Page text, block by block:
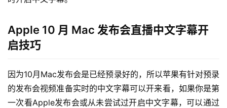
Apple 10 月 Mac 发布会直播中文字幕开
启技巧
因为10月Mac发布会是已经预录好的，所以苹果有针对预录
的发布会视频准备实时的中文字幕可以开来看，如果你是第
一次看Apple发布会或从未尝试过开启中文字幕，可以通过